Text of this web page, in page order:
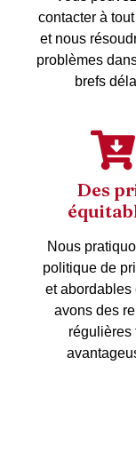
contacter à
et nous
problèmes
brefs
Des
Nous
politique de
et abordables
avons des
régulières